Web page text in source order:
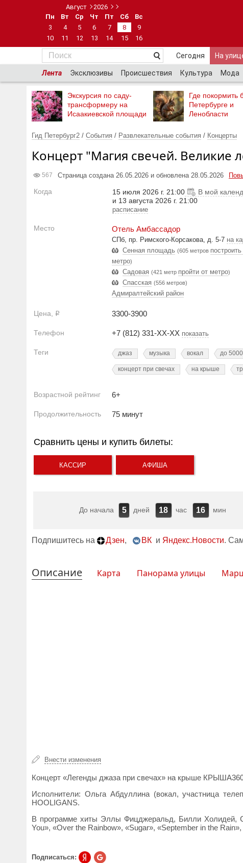
Август
2026
Пн
Вт Ср Чт Пт Сб
Вс
3
4 5 6 7 8
9
10
11 12 13 14 15 16
Сегодня На
Лента Эксклюзивы Происшествия Культура Мода
Экскурсия по саду-
трансформеру на
Исаакиевской площади
Где покормить
Петербурге и
Ленобласти
Гид Петербург2 / События / Развлекательные события / Концерты
Концерт "Магия свечей. Великие
567 Страница создана 26.05.2026 и обновлена 28.05.2026
Когда 15 июля 2026 г. 21:00
В мой
и 13 августа 2026 г. 21:00
расписание
Место Отель Амбассадор
СПб, пр. Римского-Корсакова, д. 5-7 на
Сенная площадь (605 метров
метро)
Садовая (421 метр пройти от метро)
Спасская (556 метров)
Адмиралтейский район
Цена, Р 3300-3900
Телефон +7 (812) 331-XX-XX показать
Теги джаз музыка вокал до
концерт при свечах на крыше
Возрастной рейтинг 6+
Продолжительность 75 минут
Сравнить цены и купить билеты:
КАССИР АФИША
До начала 5 дней 18 час 16 мин
Подпишитесь на Дзен, ВК и Яндекс.Новости.
Описание Карта Панорама улицы
Внести изменения
Концерт «Легенды джаза при свечах» на крыше
Исполнители: Ольга Абдуллина (вокал, участница
HOOLIGANS.
В программе хиты Эллы Фицджеральд, Билли
You», «Over the Rainbow», «Sugar», «September in the
Подписаться: